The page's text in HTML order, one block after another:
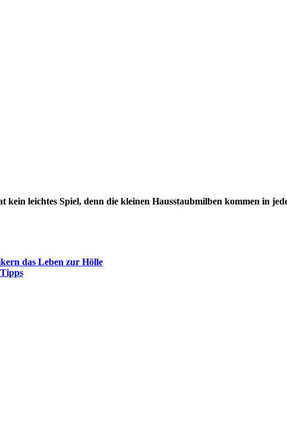
kein leichtes Spiel, denn die kleinen Hausstaubmilben kommen in
das Leben zur Hölle